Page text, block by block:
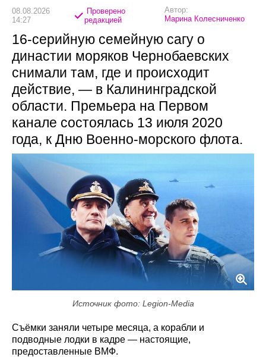
08.08.2026
14:27
Проверено
редакцией
Автор:
Марина Колесниченко
16-серийную семейную сагу о
династии моряков Чернобаевских
снимали там, где и происходит
действие, — в Калининградской
области. Премьера на Первом
канале состоялась 13 июля 2020
года, к Дню Военно-морского флота.
Источник фото: Legion-Media
Съёмки заняли четыре месяца, а корабли и
подводные лодки в кадре — настоящие,
предоставленные ВМФ.